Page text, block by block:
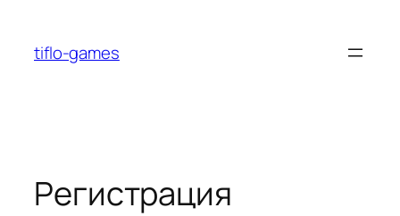
содержимому
tiflo-games
Регистрация